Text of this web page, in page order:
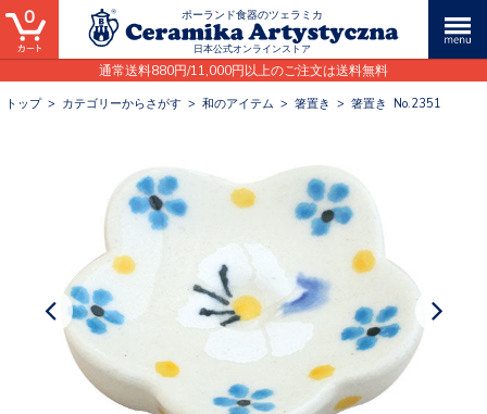
ポーランド食器のツェラミカ
日本公式オンラインストア
通常送料880円/11,000円以上のご注文は送料無料
0
トップ> カテゴリーからさがす > 和のアイテム > 箸置き > 箸置き No.2351